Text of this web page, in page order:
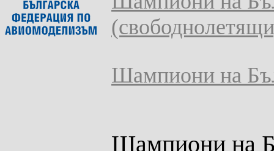
Шампиони на
Шампиони на